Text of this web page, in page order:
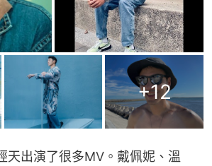
+12
天出演了很多MV。戴佩妮、溫